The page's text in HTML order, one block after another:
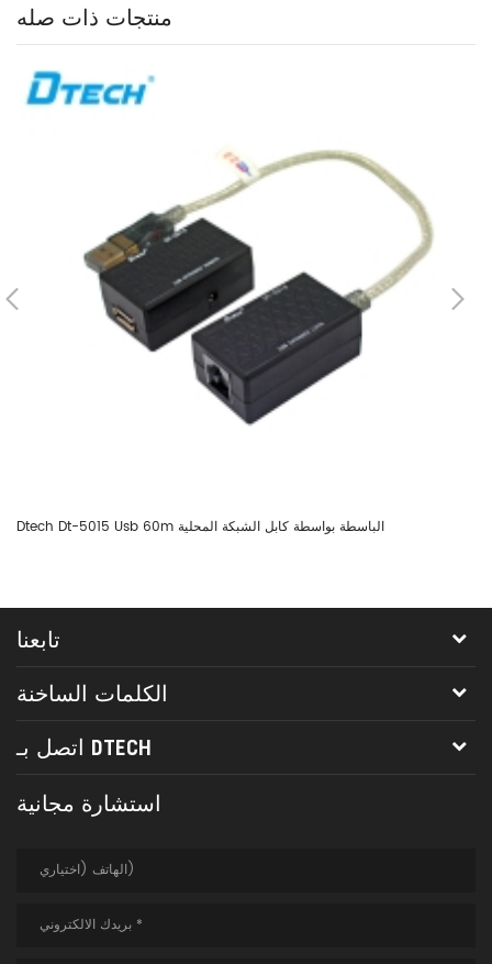
منتجات ذات صله
Dtech Dt-5015 Usb 60m الباسطة بواسطة كابل الشبكة المحلية
تابعنا
الكلمات الساخنة
اتصل بـ DTECH
استشارة مجانية